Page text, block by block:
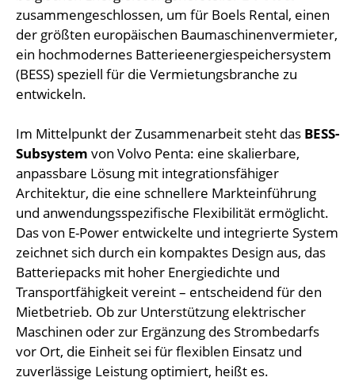
zusammengeschlossen, um für Boels Rental, einen
der größten europäischen Baumaschinenvermieter,
ein hochmodernes Batterieenergiespeichersystem
(BESS) speziell für die Vermietungsbranche zu
entwickeln.
Im Mittelpunkt der Zusammenarbeit steht das BESS-
Subsystem von Volvo Penta: eine skalierbare,
anpassbare Lösung mit integrationsfähiger
Architektur, die eine schnellere Markteinführung
und anwendungsspezifische Flexibilität ermöglicht.
Das von E-Power entwickelte und integrierte System
zeichnet sich durch ein kompaktes Design aus, das
Batteriepacks mit hoher Energiedichte und
Transportfähigkeit vereint – entscheidend für den
Mietbetrieb. Ob zur Unterstützung elektrischer
Maschinen oder zur Ergänzung des Strombedarfs
vor Ort, die Einheit sei für flexiblen Einsatz und
zuverlässige Leistung optimiert, heißt es.